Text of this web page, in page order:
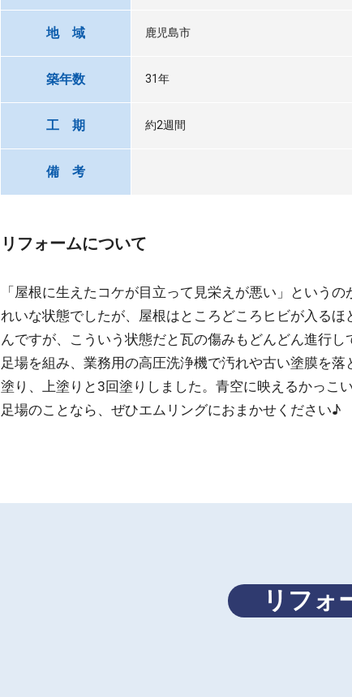
地 域 鹿児島市
築年数 31年
工 期 約2週間
備 考
リフォームについて
「屋根に生えたコケが目立って見栄えが悪い」という
れいな状態でしたが、屋根はところどころヒビが入る
んですが、こういう状態だと瓦の傷みもどんどん進行し
足場を組み、業務用の高圧洗浄機で汚れや古い塗膜を
塗り、上塗りと3回塗りしました。青空に映えるかっこ
足場のことなら、ぜひエムリングにおまかせください♪
リフォ